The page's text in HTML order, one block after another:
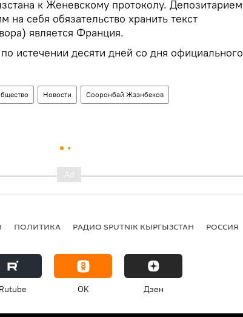
к Женевскому протоколу. Депозитарием
на себя обязательство хранить текст
является Франция.
истечении десяти дней со дня официального
Новости Сооронбай Жээнбеков
ПОЛИТИКА РАДИО SPUTNIK КЫРГЫЗСТАН РОССИЯ
Rutube OK Дзен